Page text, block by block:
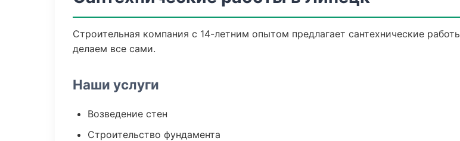
Строительная компания с 14-летним опытом предлагает сантехнические
делаем все сами.
Наши услуги
Возведение стен
Строительство фундамента